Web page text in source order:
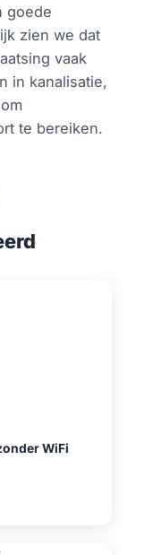
goede
zien we dat
vaak
in kanalisatie,
te bereiken.
WiFi